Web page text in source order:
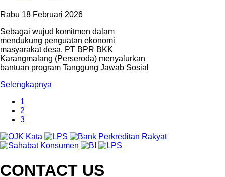
Rabu 18 Februari 2026
Sebagai wujud komitmen dalam
mendukung penguatan ekonomi
masyarakat desa, PT BPR BKK
Karangmalang (Perseroda) menyalurkan
bantuan program Tanggung Jawab Sosial
Selengkapnya
1
2
3
CONTACT US